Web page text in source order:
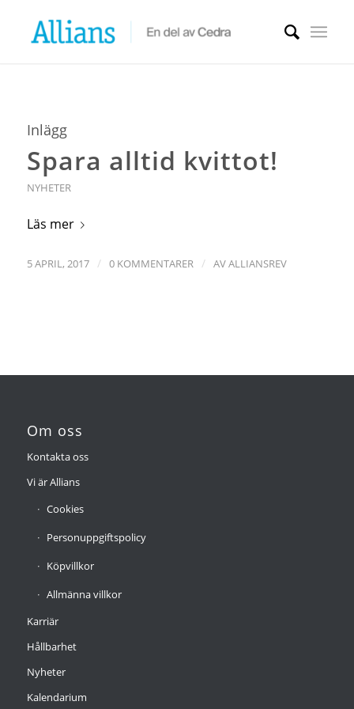
Inlägg
Spara alltid kvittot!
NYHETER
Läs mer
5 APRIL, 2017 / 0 KOMMENTARER / AVALLIANSREV
Om oss
Kontakta oss
Vi är Allians
Cookies
Personuppgiftspolicy
Köpvillkor
Allmänna villkor
Karriär
Hållbarhet
Nyheter
Kalendarium